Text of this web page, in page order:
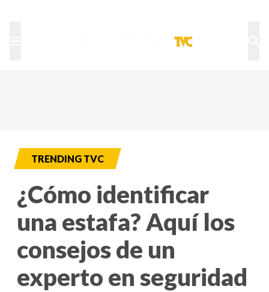
TRENDING TVC
¿Cómo identificar
una estafa? Aquí los
consejos de un
experto en seguridad